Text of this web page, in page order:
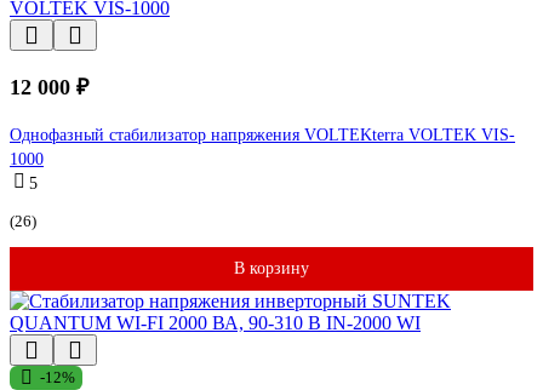
12 000 ₽
Однофазный стабилизатор напряжения VOLTEKterra VOLTEK VIS-
1000
5
(26)
В корзину
-12%